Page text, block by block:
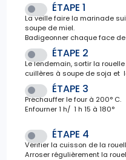
ÉTAPE 1
La veille faire la marinade
soupe de miel.
Badigeonner chaque face de
ÉTAPE 2
Le lendemain, sortir la
cuillères à soupe de soja et
ÉTAPE 3
Préchauffer le four à 200° C.
Enfourner 1 h/ 1 h 15 à 180°
ÉTAPE 4
Vérifier la cuisson de la
Arroser régulièrement la